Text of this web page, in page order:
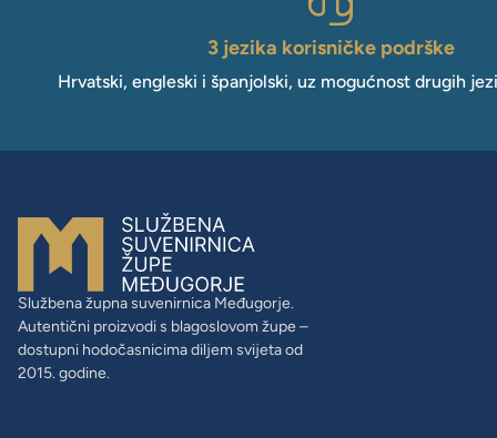
3 jezika korisničke podrške
Hrvatski, engleski i španjolski, uz mogućnost drugih
Službena župna suvenirnica Međugorje.
Autentični proizvodi s blagoslovom župe –
dostupni hodočasnicima diljem svijeta od
2015. godine.